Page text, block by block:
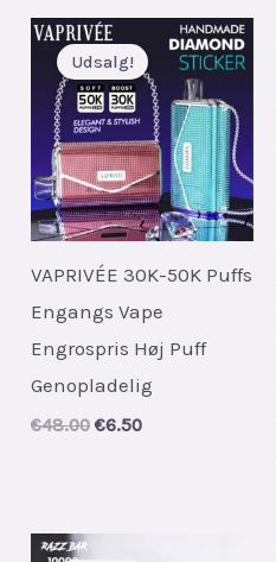
€33.00.€5.40.
Udsalg!
VAPRIVÉE 30K-50K Puffs
Engangs Vape
Engrospris Høj Puff
Genopladelig
€48.00 Original
€6.50Current